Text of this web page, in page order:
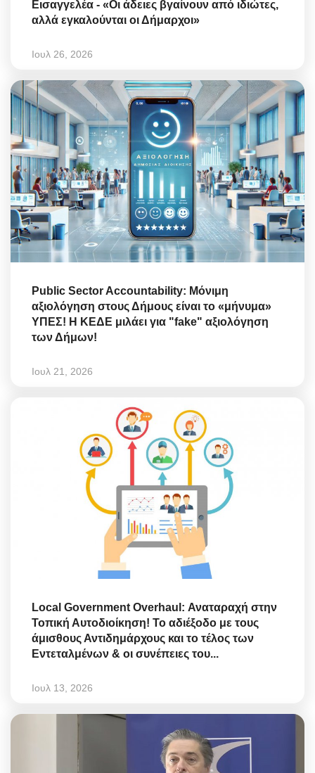
Εισαγγελέα - «Οι άδειες βγαίνουν από ιδιώτες,
αλλά εγκαλούνται οι Δήμαρχοι»
Ιουλ 26, 2026
Public Sector Accountability: Μόνιμη
αξιολόγηση στους Δήμους είναι το «μήνυμα»
ΥΠΕΣ! Η ΚΕΔΕ μιλάει για "fake" αξιολόγηση
των Δήμων!
Ιουλ 21, 2026
Local Government Overhaul: Αναταραχή στην
Τοπική Αυτοδιοίκηση! Το αδιέξοδο με τους
άμισθους Αντιδημάρχους και το τέλος των
Εντεταλμένων & οι συνέπειες του...
Ιουλ 13, 2026